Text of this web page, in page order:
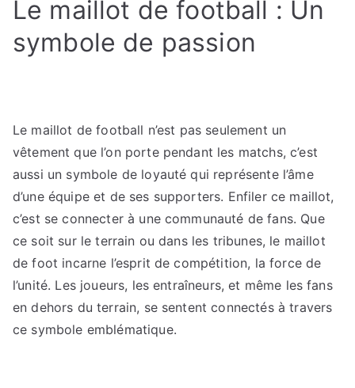
football
les
Le maillot de football : Un
symbole de passion
Le maillot de football n’est pas seulement un
vêtement que l’on porte pendant les matchs, c’est
aussi un symbole de loyauté qui représente l’âme
d’une équipe et de ses supporters. Enfiler ce maillot,
c’est se connecter à une communauté de fans. Que
ce soit sur le terrain ou dans les tribunes, le maillot
de foot incarne l’esprit de compétition, la force de
l’unité. Les joueurs, les entraîneurs, et même les fans
en dehors du terrain, se sentent connectés à travers
ce symbole emblématique.